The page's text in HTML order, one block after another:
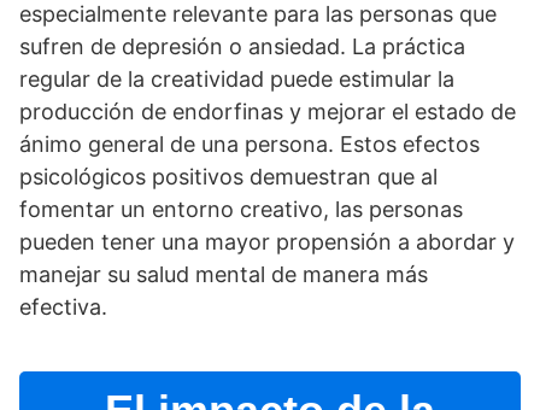
especialmente relevante para las personas que
sufren de depresión o ansiedad. La práctica
regular de la creatividad puede estimular la
producción de endorfinas y mejorar el estado de
ánimo general de una persona. Estos efectos
psicológicos positivos demuestran que al
fomentar un entorno creativo, las personas
pueden tener una mayor propensión a abordar y
manejar su salud mental de manera más
efectiva.